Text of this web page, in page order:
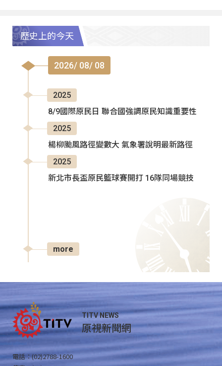
歷史上的今天
2026/ 08/ 08
2025
8/9國際原民日 聯合國強調原民知識重要性
2025
楊柳颱風路徑變數大 氣象署說明最新路徑
2025
新北市長盃原民籃球賽開打 16隊同場競技
more
TITV NEWS
原視新聞網
電話：(02)2788-1600